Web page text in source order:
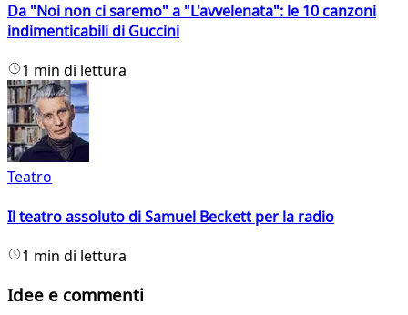
Da "Noi non ci saremo" a "L'avvelenata": le 10 canzoni
indimenticabili di Guccini
1 min di lettura
Teatro
Il teatro assoluto di Samuel Beckett per la radio
1 min di lettura
Idee e commenti